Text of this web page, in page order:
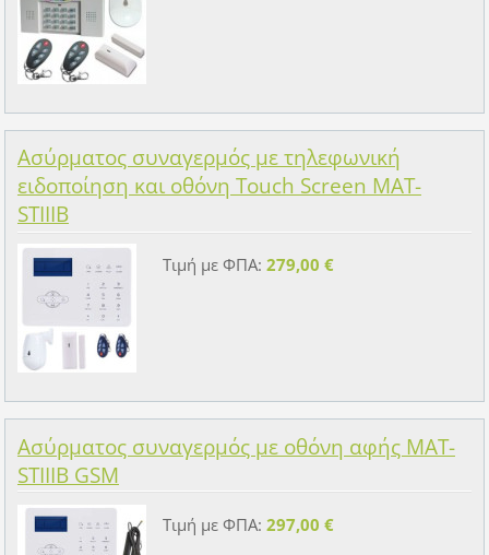
Ασύρματος συναγερμός με τηλεφωνική
ειδοποίηση και οθόνη Touch Screen MAT-
STIIIB
Τιμή με ΦΠΑ: 279,00 €
Ασύρματος συναγερμός με οθόνη αφής MAT-
STIIIB GSM
Τιμή με ΦΠΑ: 297,00 €